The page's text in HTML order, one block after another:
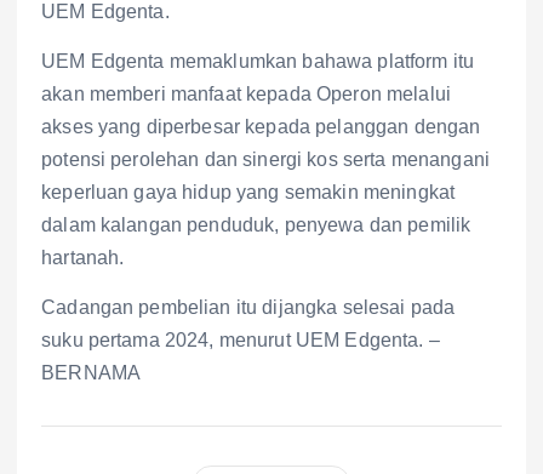
UEM Edgenta.
UEM Edgenta memaklumkan bahawa platform itu
akan memberi manfaat kepada Operon melalui
akses yang diperbesar kepada pelanggan dengan
potensi perolehan dan sinergi kos serta menangani
keperluan gaya hidup yang semakin meningkat
dalam kalangan penduduk, penyewa dan pemilik
hartanah.
Cadangan pembelian itu dijangka selesai pada
suku pertama 2024, menurut UEM Edgenta. –
BERNAMA